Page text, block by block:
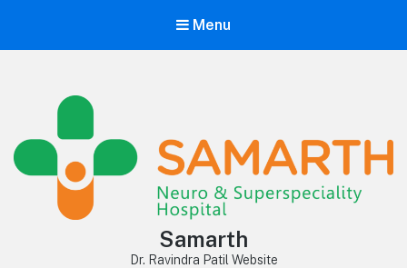
Menu
Samarth
Dr. Ravindra Patil Website